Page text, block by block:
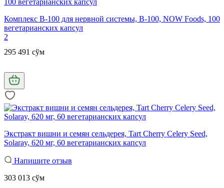
Комплекс В-100 для нервной системы, B-100, NOW Foods, 100
вегетарианских капсул
2
295 491 сўм
Экстракт вишни и семян сельдерея, Tart Cherry Celery Seed,
Solaray, 620 мг, 60 вегетарианских капсул
Напишите отзыв
303 013 сўм